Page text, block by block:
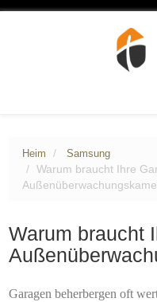
Heim Samsung
Warum braucht Ihre
Warum braucht
Garagen beherbergen oft